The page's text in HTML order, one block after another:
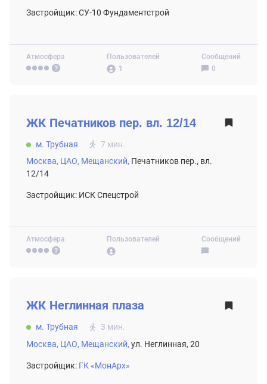
Атмосфера
Пользователей
1
Сообщений
0
Застройщик: СУ-10 Фундаментстрой
Атмосфера Пользователей Сообщений
ЖК Печатников пер. вл. 12/14
м. Трубная
7 мин.
Москва, ЦАО, Мещанский, Печатников пер., вл.
12/14
Застройщик: ИСК Спецстрой
ВТОРИЧНЫЙ РЫНОК
ЖК Неглинная плаза
м. Трубная
3 мин.
Москва, ЦАО, Мещанский, ул. Неглинная, 20
Застройщик: ГК «МонАрх»